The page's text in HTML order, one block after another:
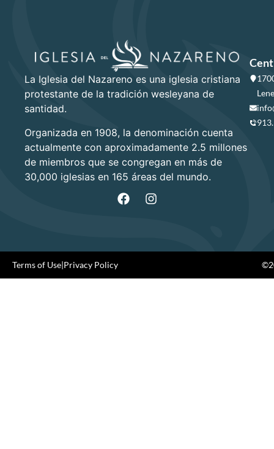
La Iglesia del Nazareno es una iglesia cristiana
protestante de la tradición wesleyana de
santidad.
Organizada en 1908, la denominación cuenta
actualmente con aproximadamente 2.5 millones
de miembros que se congregan en más de
30,000 iglesias en 165 áreas del mundo.
Terms of Use|Privacy Policy